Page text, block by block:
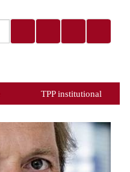
TPP institutional